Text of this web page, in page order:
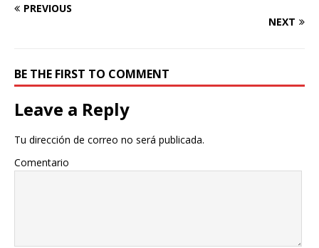
PREVIOUS
NEXT
BE THE FIRST TO COMMENT
Leave a Reply
Tu dirección de correo no será publicada.
Comentario